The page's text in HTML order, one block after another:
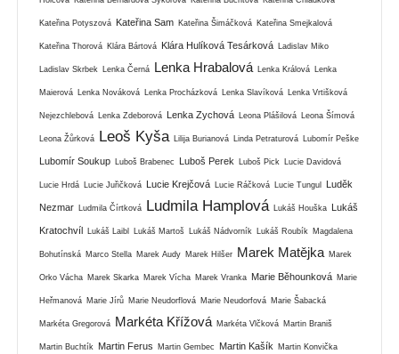
Kateřina Potyszová Kateřina Sam Kateřina Šimáčková Kateřina Smejkalová
Kateřina Thorová Klára Bártová Klára Hulíková Tesárková Ladislav Miko
Ladislav Skrbek Lenka Černá Lenka Hrabalová Lenka Králová Lenka
Maierová Lenka Nováková Lenka Procházková Lenka Slavíková Lenka Vrtišková
Nejezchlebová Lenka Zdeborová Lenka Zychová Leona Plášilová Leona Šímová
Leona Žůrková Leoš Kyša Lilija Burianová Linda Petraturová Lubomír Peške
Lubomír Soukup Luboš Brabenec Luboš Perek Luboš Pick Lucie Davidová
Lucie Hrdá Lucie Juřičková Lucie Krejčová Lucie Ráčková Lucie Tungul Luděk
Nezmar Ludmila Čírtková Ludmila Hamplová Lukáš Houška Lukáš
Kratochvíl Lukáš Laibl Lukáš Martoš Lukáš Nádvorník Lukáš Roubík Magdalena
Bohutínská Marco Stella Marek Audy Marek Hilšer Marek Matějka Marek
Orko Vácha Marek Skarka Marek Vícha Marek Vranka Marie Běhounková Marie
Heřmanová Marie Jírů Marie Neudorflová Marie Neudorfová Marie Šabacká
Markéta Gregorová Markéta Křížová Markéta Vlčková Martin Braniš
Martin Buchtík Martin Ferus Martin Gembec Martin Kašík Martin Konvička